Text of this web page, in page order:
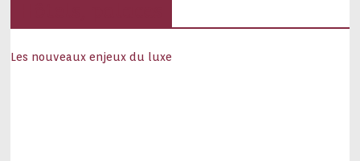
Les nouveaux enjeux du luxe